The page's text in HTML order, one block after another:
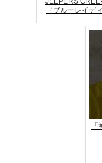
（ブルーレイデ